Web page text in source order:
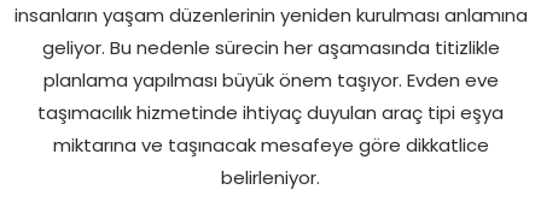
insanların yaşam düzenlerinin yeniden kurulması anlamına
geliyor. Bu nedenle sürecin her aşamasında titizlikle
planlama yapılması büyük önem taşıyor. Evden eve
taşımacılık hizmetinde ihtiyaç duyulan araç tipi eşya
miktarına ve taşınacak mesafeye göre dikkatlice
belirleniyor.